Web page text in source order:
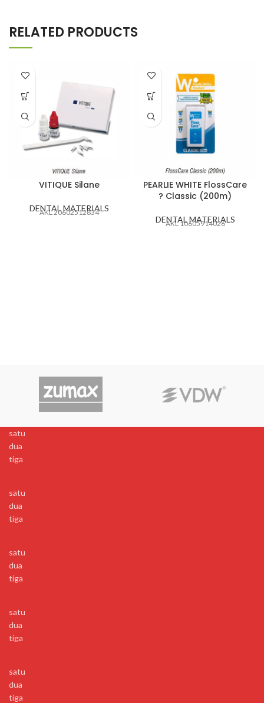
RELATED PRODUCTS
VITIQUE Silane
DENTAL MATERIALS
AKL 20602512834
PEARLIE WHITE FlossCare
? Classic (200m)
DENTAL MATERIALS
AKL 10605914026
satu
dua
tiga
satu
dua
tiga
satu
dua
tiga
satu
dua
tiga
satu
dua
tiga